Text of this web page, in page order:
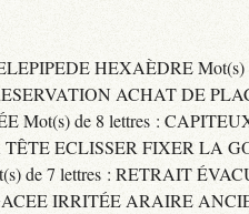
HEXAÈDRE Mot(s)
ACHAT DE
Mot(s) de 8 lettres :
ECLISSER FIXER LA
de 7 lettres : RETRAIT
IRRITÉE ARAIRE